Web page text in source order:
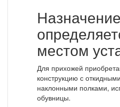
местом
Для прихожей
конструкцию с
наклонными полками,
обувницы.